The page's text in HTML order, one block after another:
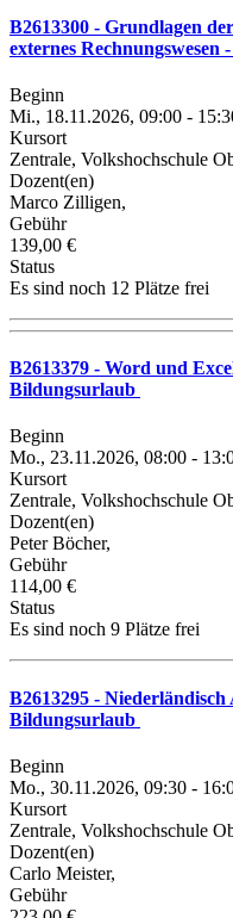
B2613300 - Grundlagen
externes Rechnungswesen
Beginn
Mi., 18.11.2026, 09:00 -
Kursort
Zentrale, Volkshochschule
Dozent(en)
Marco Zilligen,
Gebühr
139,00 €
Status
Es sind noch 12 Plätze frei
B2613379 - Word und
Bildungsurlaub
Beginn
Mo., 23.11.2026, 08:00 -
Kursort
Zentrale, Volkshochschule
Dozent(en)
Peter Böcher,
Gebühr
114,00 €
Status
Es sind noch 9 Plätze frei
B2613295 -
Bildungsurlaub
Beginn
Mo., 30.11.2026, 09:30 -
Kursort
Zentrale, Volkshochschule
Dozent(en)
Carlo Meister,
Gebühr